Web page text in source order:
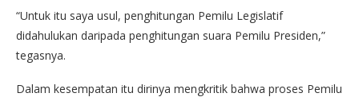
“Untuk itu saya usul, penghitungan Pemilu Legislatif
didahulukan daripada penghitungan suara Pemilu Presiden,”
tegasnya.
Dalam kesempatan itu dirinya mengkritik bahwa proses Pemilu